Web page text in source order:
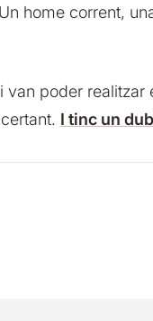
home corrent,
poder realitzar
I tinc un